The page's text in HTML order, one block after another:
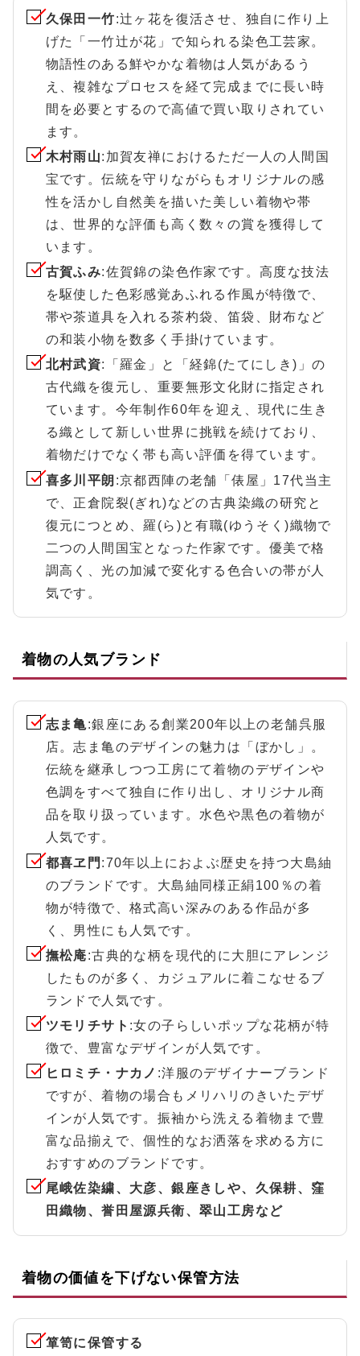
久保田一竹:辻ヶ花を復活させ、独自に作り上
げた「一竹辻が花」で知られる染色工芸家。
物語性のある鮮やかな着物は人気があるう
え、複雑なプロセスを経て完成までに長い時
間を必要とするので高値で買い取りされてい
ます。
木村雨山:加賀友禅におけるただ一人の人間国
宝です。伝統を守りながらもオリジナルの感
性を活かし自然美を描いた美しい着物や帯
は、世界的な評価も高く数々の賞を獲得して
います。
古賀ふみ:佐賀錦の染色作家です。高度な技法
を駆使した色彩感覚あふれる作風が特徴で、
帯や茶道具を入れる茶杓袋、笛袋、財布など
の和装小物を数多く手掛けています。
北村武資:「羅金」と「経錦(たてにしき)」の
古代織を復元し、重要無形文化財に指定され
ています。今年制作60年を迎え、現代に生き
る織として新しい世界に挑戦を続けており、
着物だけでなく帯も高い評価を得ています。
喜多川平朗 :京都西陣の老舗「俵屋」17代当主
で、正倉院裂(ぎれ)などの古典染織の研究と
復元につとめ、羅(ら)と有職(ゆうそく)織物で
二つの人間国宝となった作家です。優美で格
調高く、光の加減で変化する色合いの帯が人
気です。
着物の人気ブランド
志ま亀:銀座にある創業200年以上の老舗呉服
店。志ま亀のデザインの魅力は「ぼかし」。
伝統を継承しつつ工房にて着物のデザインや
色調をすべて独自に作り出し、オリジナル商
品を取り扱っています。水色や黒色の着物が
人気です。
都喜ヱ門 :70年以上におよぶ歴史を持つ大島紬
のブランドです。大島紬同様正絹100％の着
物が特徴で、格式高い深みのある作品が多
く、男性にも人気です。
撫松庵:古典的な柄を現代的に大胆にアレンジ
したものが多く、カジュアルに着こなせるブ
ランドで人気です。
ツモリチサト :女の子らしいポップな花柄が特
徴で、豊富なデザインが人気です。
ヒロミチ・ナカノ :洋服のデザイナーブランド
ですが、着物の場合もメリハリのきいたデザ
インが人気です。振袖から洗える着物まで豊
富な品揃えで、個性的なお洒落を求める方に
おすすめのブランドです。
尾峨佐染繍、大彦、銀座きしや、久保耕、窪
田織物、誉田屋源兵衛、翠山工房など
着物の価値を下げない保管方法
箪笥に保管する